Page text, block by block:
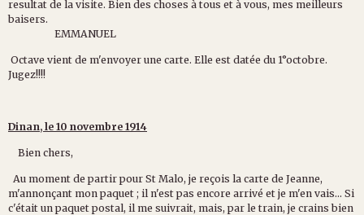
resultat de la visite. Bien des choses à tous et à vous, mes meilleurs
baisers.
EMMANUEL
Octave vient de m'envoyer une carte. Elle est datée du 1°octobre.
Jugez!!!!
Dinan, le 10 novembre 1914
Bien chers,
Au moment de partir pour St Malo, je reçois la carte de Jeanne,
m'annonçant mon paquet ; il n'est pas encore arrivé et je m'en vais... Si
c'était un paquet postal, il me suivrait, mais, par le train, je crains bien